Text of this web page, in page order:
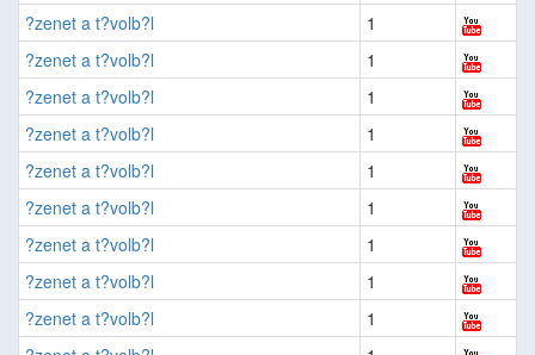
?zenet a t?volb?l
1
?zenet a t?volb?l
1
?zenet a t?volb?l
1
?zenet a t?volb?l
1
?zenet a t?volb?l
1
?zenet a t?volb?l
1
?zenet a t?volb?l
1
?zenet a t?volb?l
1
?zenet a t?volb?l
1